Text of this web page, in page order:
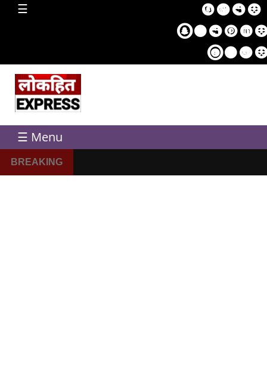
☰
home
☰ Menu
BREAKING